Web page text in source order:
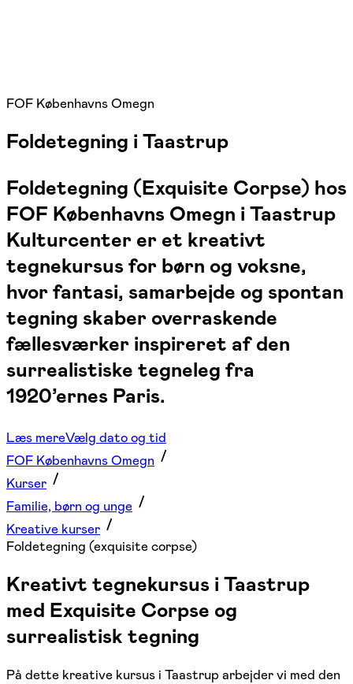
FOF Københavns Omegn
Foldetegning i Taastrup
Foldetegning (Exquisite Corpse) hos
FOF Københavns Omegn i Taastrup
Kulturcenter er et kreativt
tegnekursus for børn og voksne,
hvor fantasi, samarbejde og spontan
tegning skaber overraskende
fællesværker inspireret af den
surrealistiske tegneleg fra
1920’ernes Paris.
Læs mereVælg dato og tid
FOF Københavns Omegn
Kurser
Familie, børn og unge
Kreative kurser
Foldetegning (exquisite corpse)
Kreativt tegnekursus i Taastrup
med Exquisite Corpse og
surrealistisk tegning
På dette kreative kursus i Taastrup arbejder vi med den